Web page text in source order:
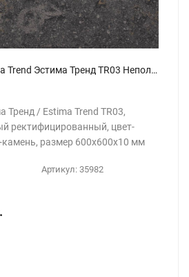
Керамогранит Estima Trend Эстима Тренд TR03 Неполир. Рект. 60x60
Тренд / Estima Trend TR03,
ректифицированный, цвет-
размер 600x600х10 мм
Артикул: 35982